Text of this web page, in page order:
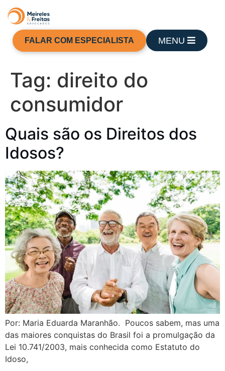
FALAR COM ESPECIALISTA MENU
Tag: direito do
consumidor
Quais são os Direitos dos
Idosos?
Por: Maria Eduarda Maranhão. Poucos sabem, mas uma
das maiores conquistas do Brasil foi a promulgação da
Lei 10.741/2003, mais conhecida como Estatuto do
Idoso,